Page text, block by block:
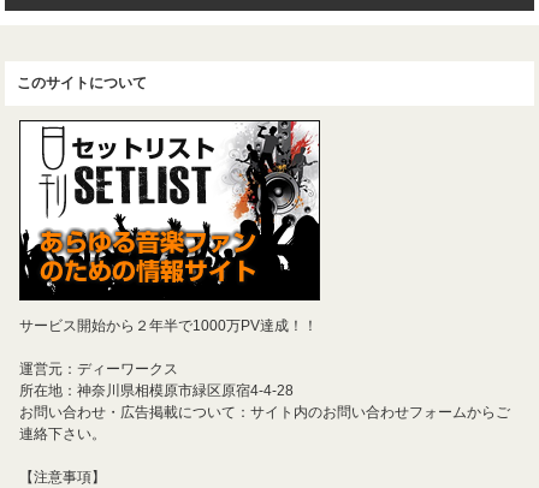
このサイトについて
サービス開始から２年半で1000万PV達成！！
運営元：ディーワークス
所在地：神奈川県相模原市緑区原宿4-4-28
お問い合わせ・広告掲載について：サイト内のお問い合わせフォームからご
連絡下さい。
【注意事項】